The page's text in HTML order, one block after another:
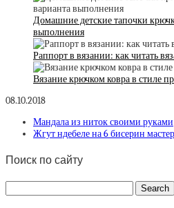
Домашние детские тапочки
выполнения
Раппорт в вязании: как читать
Вязание крючком ковра в стиле
08.10.2018
Мандала из ниток своими руками
Жгут ндебеле на 6 бисерин
Поиск по сайту